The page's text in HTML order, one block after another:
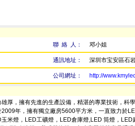
聯 絡 人： 邓小姐
通訊地址： 深圳市宝安區石
公司網址： http://
厚，擁有先進的生產設備，精湛的專業技術，科
年，擁有獨立廠房5600平方米，一直致力於
米燈，LED工礦燈，LED倉庫燈,LED 筒燈，